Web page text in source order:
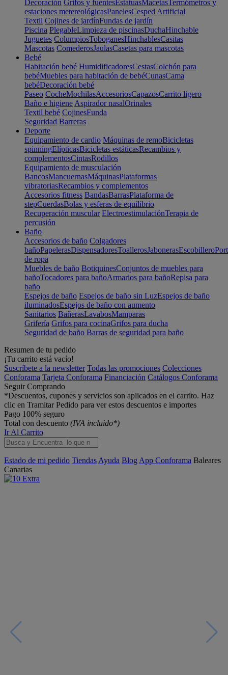
Decoración Grifos y fuentesEstatuasMacetasTermómetros y
estaciones metereológicasPanelesCesped Artificial
Textil Cojines de jardínFundas de jardín
Piscina PlegableLimpieza de piscinasDuchaHinchable
Juguetes ColumpiosToboganesHinchablesCasitas
Mascotas ComederosJaulasCasetas para mascotas
Bebé
Habitación bebé HumidificadoresCestasColchón para
bebéMuebles para habitación de bebéCunasCama
bebéDecoración bebé
Paseo CocheMochilasAccesoriosCapazosCarrito ligero
Baño e higiene Aspirador nasalOrinales
Textil bebé CojinesFunda
Seguridad Barreras
Deporte
Equipamiento de cardio Máquinas de remoBicicletas
spinningElípticasBicicletas estáticasRecambios y
complementosCintasRodillos
Equipamiento de musculación
BancosMancuernasMáquinasPlataformas
vibratoriasRecambios y complementos
Accesorios fitness BandasBarrasPlataforma de
stepCuerdasBolas y esferas de equilibrio
Recuperación muscular ElectroestimulaciónTerapia de
percusión
Baño
Accesorios de baño Colgadores
bañoPapelerasDispensadoresToallerosJabonerasEscobillero
de ropa
Muebles de baño BotiquinesConjuntos de muebles para
bañoTocadores para bañoArmarios para bañoRepisa para
baño
Espejos de baño Espejos de baño sin LuzEspejos de baño
iluminadosEspejos de baño con aumento
Sanitarios BañerasLavabosMamparas
Grifería Grifos para cocinaGrifos para ducha
Seguridad de baño Barras de seguridad para baño
Resumen de tu pedido
¡Tu carrito está vacío!
Suscríbete a la newsletter Todas las promociones Colecciones
Conforama Tarjeta Conforama Financiación Catálogos Conforama
Seguir Comprando
*Descuentos, cupones y servicios son aplicados en el carrito. Haz
clic en Tramitar Pedido para ver estos descuentos e importes
Pago 100% seguro
Total con descuento (IVA incluido*)
Ir Al Carrito
Estado de mi pedido Tiendas Ayuda Blog App Conforama Baleares
Canarias